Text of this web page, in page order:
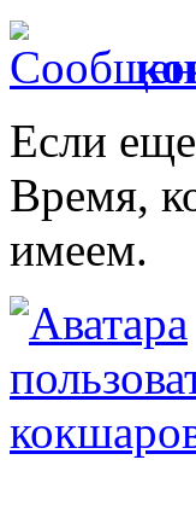
Если
Время,
имеем.